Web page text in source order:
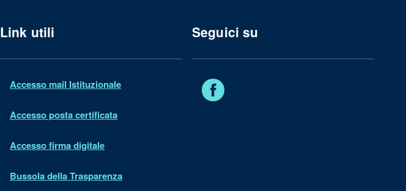
Link utili
Accesso mail Istituzionale
Accesso posta certificata
Accesso firma digitale
Bussola della Trasparenza
Seguici su